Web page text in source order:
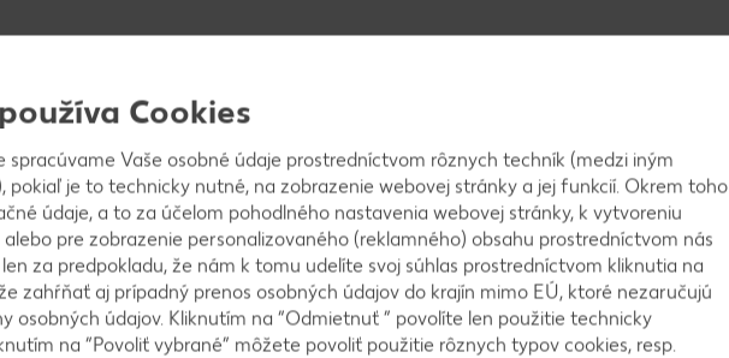
mlieka a zjemníme škoricou.
múku a prášok do pečiva. Banány olúpeme a nakrájame na
s kolieskami banánov primiešame do cesta.
Cookies
spracúvame Vaše osobné údaje prostredníctvom rôznych techník (medzi iným
pokiaľ je to technicky nutné, na zobrazenie webovej stránky a jej funkcií. Okrem toho
údaje, a to za účelom pohodlného nastavenia webovej stránky, k vytvoreniu
pre zobrazenie personalizovaného (reklamného) obsahu prostredníctvom nás
za predpokladu, že nám k tomu udelíte svoj súhlas prostredníctvom kliknutia na
zahŕňať aj prípadný prenos osobných údajov do krajín mimo EÚ, ktoré nezaručujú
osobných údajov. Kliknutím na “Odmietnuť ” povolíte len použitie technicky
na “Povoliť vybrané” môžete povoliť použitie rôznych typov cookies, resp.